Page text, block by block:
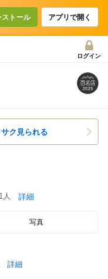
ストール アプリで開く
ログイン
ク見られる
人 詳細
写真
詳細